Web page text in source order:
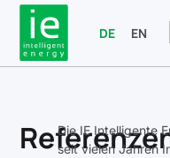
DE EN
Die IE Intelligente
seit vielen Jahren